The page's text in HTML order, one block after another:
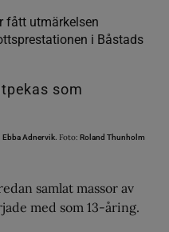
fått utmärkelsen
i Båstads
Ebba Adnervik. Foto: Roland Thunholm
samlat massor av
med som 13-åring.